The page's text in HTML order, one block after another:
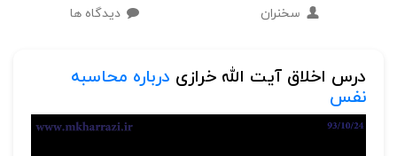
سخنران دیدگاه ها
درس اخلاق آیت الله خرازی درباره محاسبه
نفس
نمایشگر